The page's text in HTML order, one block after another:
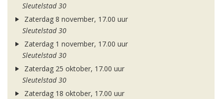
Sleutelstad 30
Zaterdag 8 november, 17.00 uur
Sleutelstad 30
Zaterdag 1 november, 17.00 uur
Sleutelstad 30
Zaterdag 25 oktober, 17.00 uur
Sleutelstad 30
Zaterdag 18 oktober, 17.00 uur